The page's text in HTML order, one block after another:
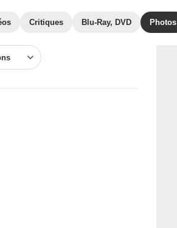
Critiques Blu-Ray, DVD Photos